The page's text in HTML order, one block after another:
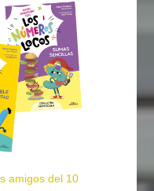
amigos del 10